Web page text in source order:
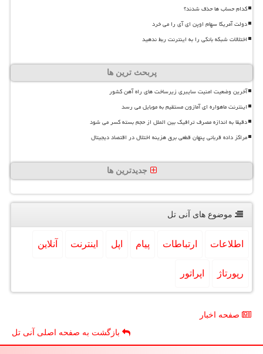
کدام حساب ها حذف شدند؟
دولت آمریکا سهام اوپن ای آی را می خرد
اختلالات شبکه بانکی را به اینترنت ربط ندهید
پربحث ترین ها
آخرین وضعیت امنیت سایبری زیرساخت های راه آهن کشور
اینترنت ماهواره ای آمازون مستقیم به موبایل می رسد
دقیقا به اندازه مصرف ترافیک بین الملل از حجم بسته کسر می شود
مراکز داده قربانی پنهان قطعی برق هزینه اختلال در اقتصاد دیجیتال
جدیدترین ها
موضوع های آنی تل
اطلاعات ارتباطات پیام اپل اینترنت آنلاین
رپورتاژ اپراتور
صفحه اخبار
بازگشت به صفحه اصلی آنی تل